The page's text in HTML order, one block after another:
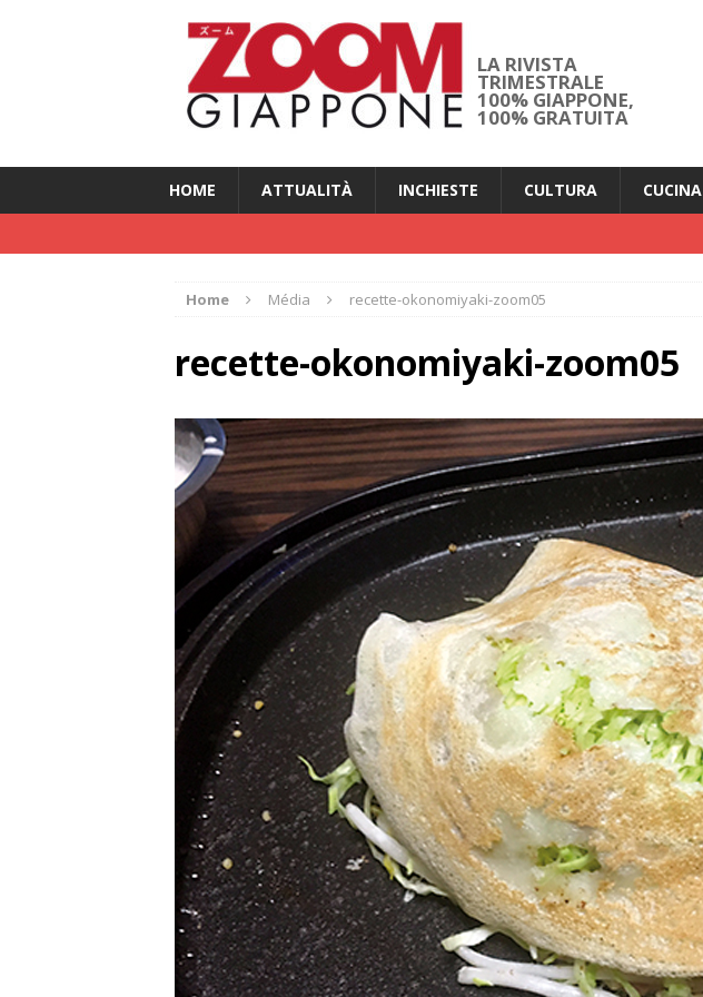
LA RIVISTA
TRIMESTRALE
100% GIAPPONE,
100% GRATUITA
HOME ATTUALITÀ INCHIESTE CULTURA CUCINA
Home Média recette-okonomiyaki-zoom05
recette-okonomiyaki-zoom05